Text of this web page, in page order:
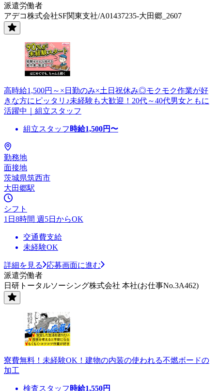
派遣労働者
アデコ株式会社SF関東支社/A01437235-大田郷_2607
高時給1,500円～×日勤のみ×土日祝休み◎モクモク作業が好
きな方にピッタリ♪未経験も大歓迎！20代～40代男女ともに
活躍中｜組立スタッフ
組立スタッフ 時給1,500円〜
勤務地
面接地
茨城県筑西市
大田郷駅
シフト
1日8時間 週5日からOK
交通費支給
未経験OK
詳細を見る
応募画面に進む
派遣労働者
日研トータルソーシング株式会社 本社(お仕事No.3A462)
寮費無料！未経験OK！建物の内装の使われる不燃ボードの
加工
検査スタッフ 時給1,550円